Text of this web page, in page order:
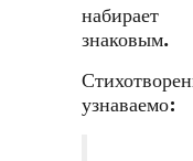
набирает
знаковым.
узнаваемо: